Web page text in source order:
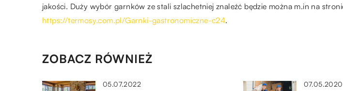
jakości. Duży wybór garnków ze stali szlachetniej znaleźć będzie można m.in na
https://termosy.com.pl/Garnki-gastronomiczne-c24.
ZOBACZ RÓWNIEŻ
05.07.2022 07.05.2020